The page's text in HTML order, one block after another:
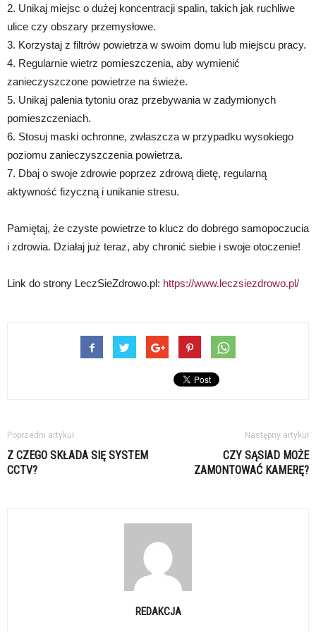
2. Unikaj miejsc o dużej koncentracji spalin, takich jak ruchliwe
ulice czy obszary przemysłowe.
3. Korzystaj z filtrów powietrza w swoim domu lub miejscu pracy.
4. Regularnie wietrz pomieszczenia, aby wymienić
zanieczyszczone powietrze na świeże.
5. Unikaj palenia tytoniu oraz przebywania w zadymionych
pomieszczeniach.
6. Stosuj maski ochronne, zwłaszcza w przypadku wysokiego
poziomu zanieczyszczenia powietrza.
7. Dbaj o swoje zdrowie poprzez zdrową dietę, regularną
aktywność fizyczną i unikanie stresu.
Pamiętaj, że czyste powietrze to klucz do dobrego samopoczucia
i zdrowia. Działaj już teraz, aby chronić siebie i swoje otoczenie!
Link do strony LeczSieZdrowo.pl: https://www.leczsiezdrowo.pl/
Poprzedni artykuł
Z CZEGO SKŁADA SIĘ SYSTEM
CCTV?
Następny artykuł
CZY SĄSIAD MOŻE
ZAMONTOWAĆ KAMERĘ?
REDAKCJA